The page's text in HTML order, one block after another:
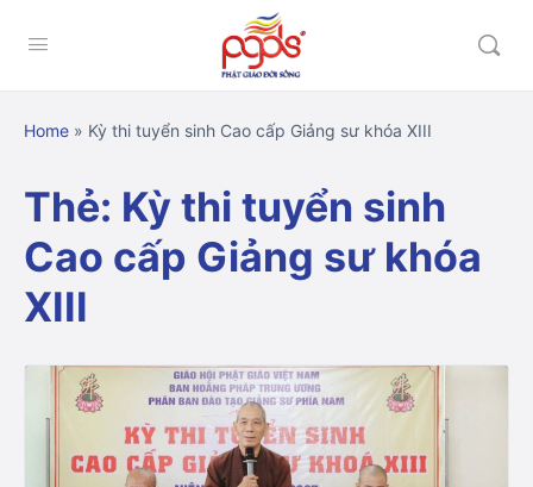
Home » Kỳ thi tuyển sinh Cao cấp Giảng sư khóa XIII
Thẻ: Kỳ thi tuyển sinh
Cao cấp Giảng sư khóa
XIII